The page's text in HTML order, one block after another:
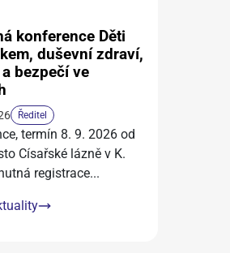
konference Děti
duševní zdraví,
bezpečí ve
Ředitel
termín 8. 9. 2026 od
Císařské lázně v K.
registrace...